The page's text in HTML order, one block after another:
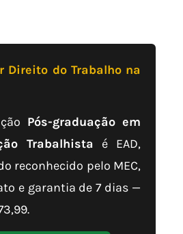
Direito do Trabalho na
Pós-graduação em
Trabalhista é EAD,
reconhecido pelo MEC,
e garantia de 7 dias —